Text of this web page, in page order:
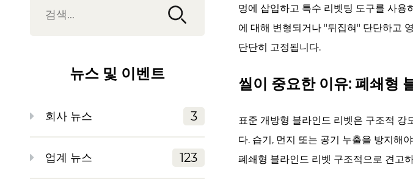
뉴스 및 이벤트
회사 뉴스 3
업계 뉴스 123
벳
의
천
2
씰
중
요
한
멍에 삽입하고 특수 리벳팅 도구를 사용
에 대해 변형되거나 "뒤집혀" 단단하고
단단히 고정됩니다.
씰이 중요한 이유: 폐쇄형
표준 개방형 블라인드 리벳은 구조적 강
다. 습기, 먼지 또는 공기 누출을 방지해
폐쇄형 블라인드 리벳 구조적으로 견고